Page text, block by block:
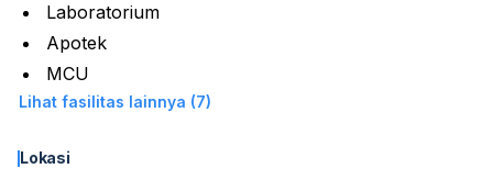
Laboratorium
Apotek
MCU
Lihat fasilitas lainnya (7)
Lokasi